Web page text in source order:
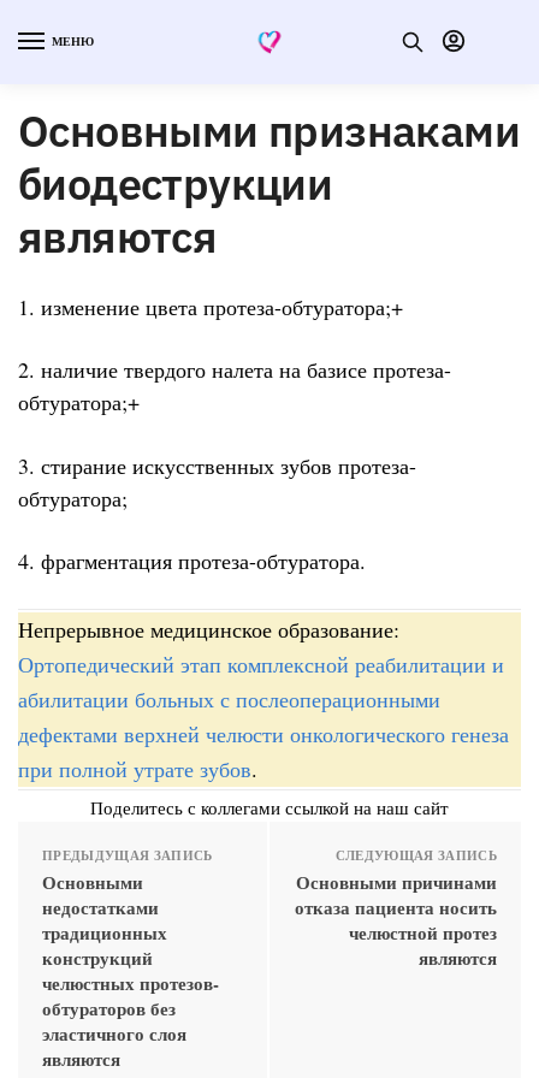
МЕНЮ
Основными признаками
биодеструкции
являются
1. изменение цвета протеза-обтуратора;+
2. наличие твердого налета на базисе протеза-
обтуратора;+
3. стирание искусственных зубов протеза-
обтуратора;
4. фрагментация протеза-обтуратора.
Непрерывное медицинское образование:
Ортопедический этап комплексной реабилитации и
абилитации больных с послеоперационными
дефектами верхней челюсти онкологического генеза
при полной утрате зубов.
Поделитесь с коллегами ссылкой на наш сайт
ПРЕДЫДУЩАЯ ЗАПИСЬ
Основными
недостатками
традиционных
конструкций
челюстных протезов-
обтураторов без
эластичного слоя
являются
СЛЕДУЮЩАЯ ЗАПИСЬ
Основными причинами
отказа пациента носить
челюстной протез
являются